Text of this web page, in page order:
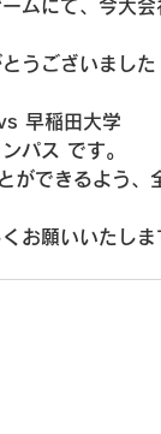
ムにて、今大
うございました
早稲田大学
パス です。
ができるよう、
お願いいたしま